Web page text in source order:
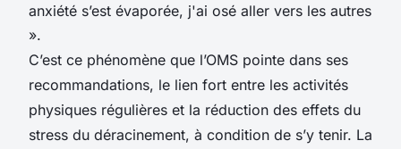
anxiété s’est évaporée, j'ai osé aller vers les autres
».
C’est ce phénomène que l’OMS pointe dans ses
recommandations, le lien fort entre les activités
physiques régulières et la réduction des effets du
stress du déracinement, à condition de s’y tenir. La